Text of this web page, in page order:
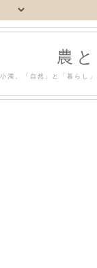
農
濁。「自然」と「暮らし